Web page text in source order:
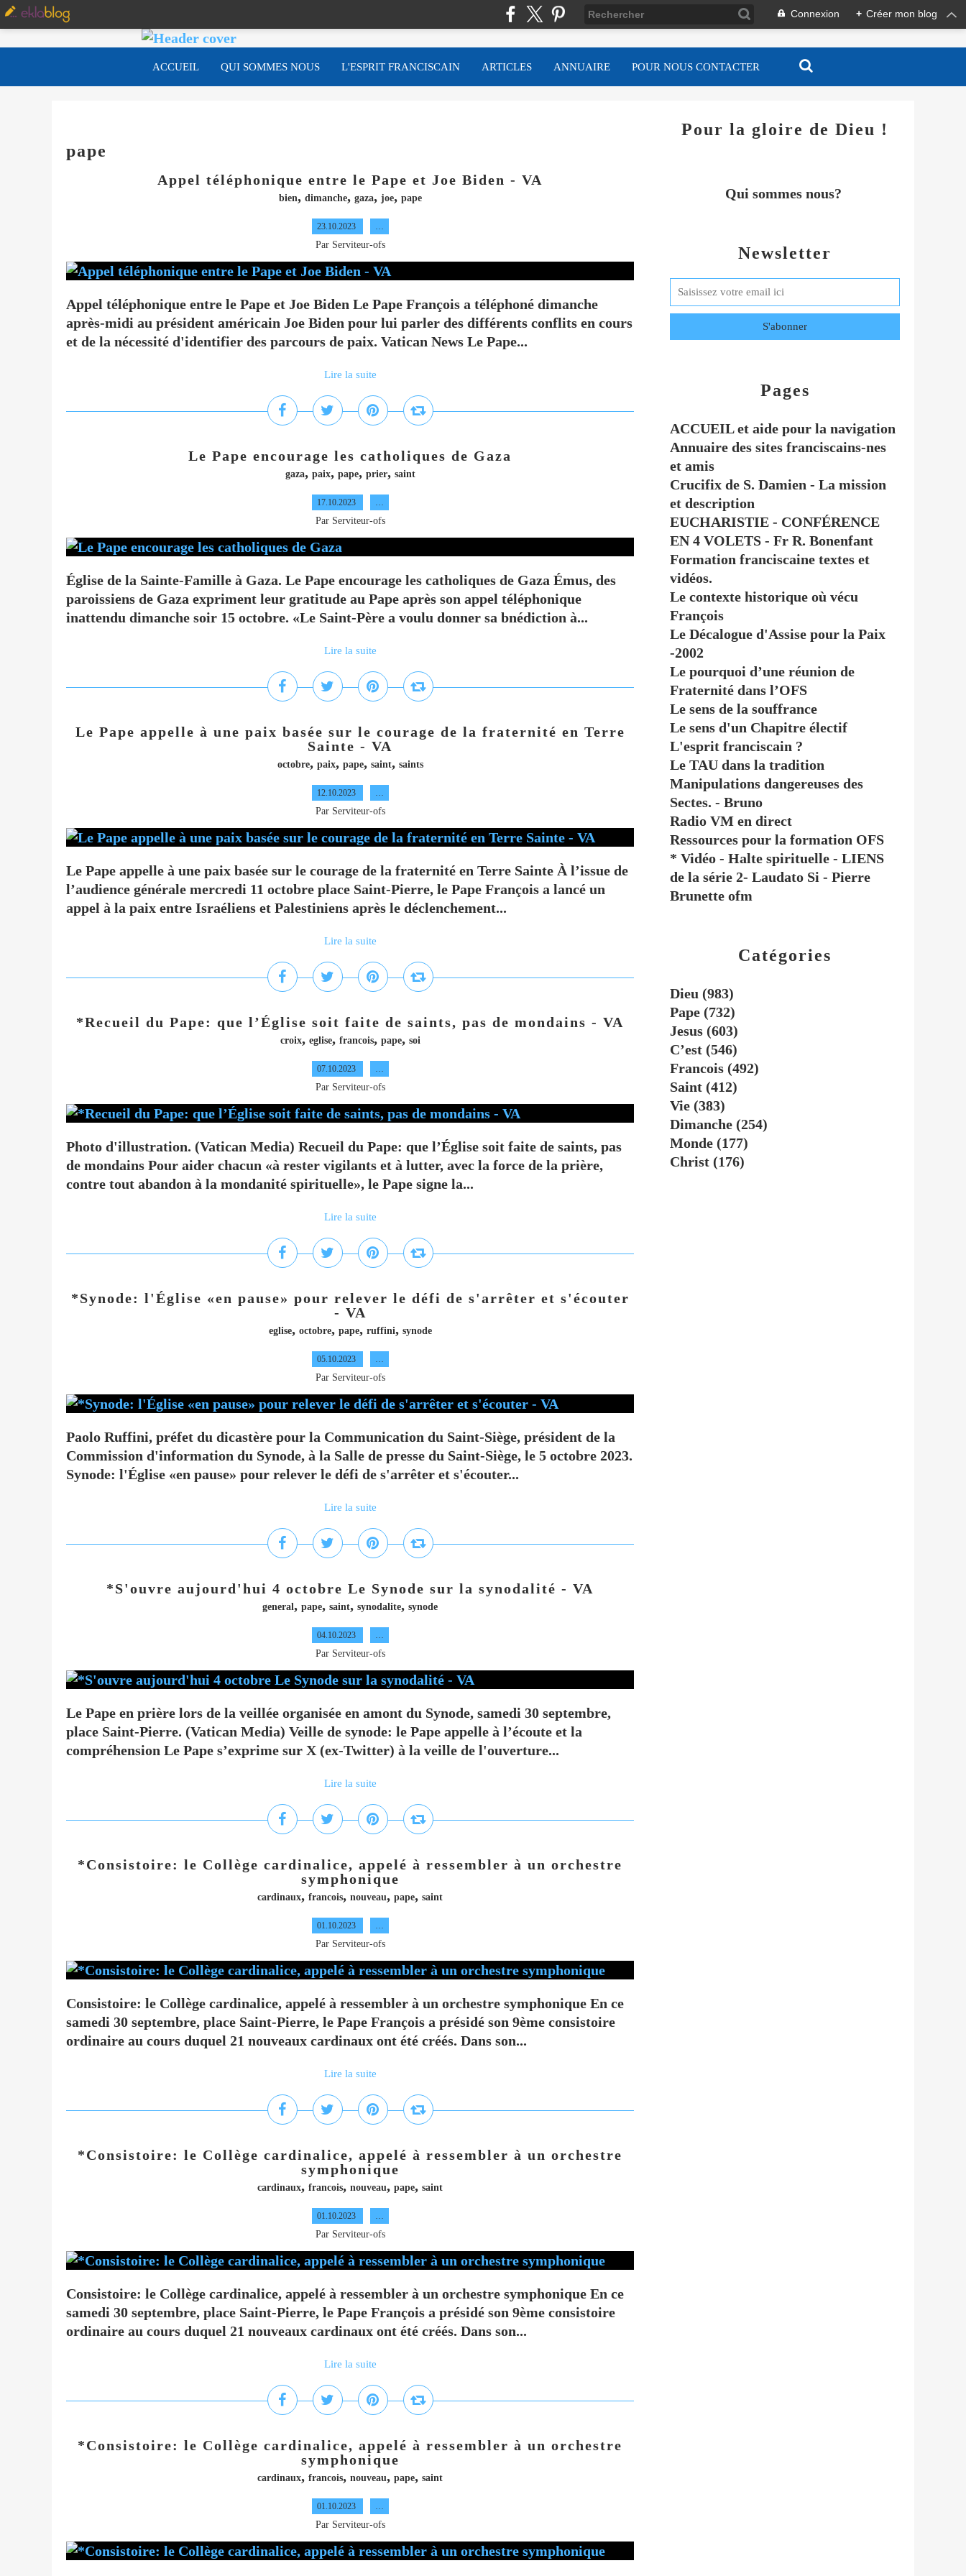
Connexion + Créer mon blog
ACCUEIL QUI SOMMES NOUS L'ESPRIT FRANCISCAIN ARTICLES ANNUAIRE POUR NOUS CONTACTER
pape
Appel téléphonique entre le Pape et Joe Biden - VA
bien, dimanche, gaza, joe, pape
23.10.2023 …
Par Serviteur-ofs
Appel téléphonique entre le Pape et Joe Biden Le Pape François a téléphoné dimanche
après-midi au président américain Joe Biden pour lui parler des différents conflits en cours
et de la nécessité d'identifier des parcours de paix. Vatican News Le Pape...
Lire la suite
Le Pape encourage les catholiques de Gaza
gaza, paix, pape, prier, saint
17.10.2023 …
Par Serviteur-ofs
Église de la Sainte-Famille à Gaza. Le Pape encourage les catholiques de Gaza Émus, des
paroissiens de Gaza expriment leur gratitude au Pape après son appel téléphonique
inattendu dimanche soir 15 octobre. «Le Saint-Père a voulu donner sa bnédiction à...
Lire la suite
Le Pape appelle à une paix basée sur le courage de la fraternité en Terre
Sainte - VA
octobre, paix, pape, saint, saints
12.10.2023 …
Par Serviteur-ofs
Le Pape appelle à une paix basée sur le courage de la fraternité en Terre Sainte À l’issue de
l’audience générale mercredi 11 octobre place Saint-Pierre, le Pape François a lancé un
appel à la paix entre Israéliens et Palestiniens après le déclenchement...
Lire la suite
*Recueil du Pape: que l’Église soit faite de saints, pas de mondains - VA
croix, eglise, francois, pape, soi
07.10.2023 …
Par Serviteur-ofs
Photo d'illustration. (Vatican Media) Recueil du Pape: que l’Église soit faite de saints, pas
de mondains Pour aider chacun «à rester vigilants et à lutter, avec la force de la prière,
contre tout abandon à la mondanité spirituelle», le Pape signe la...
Lire la suite
*Synode: l'Église «en pause» pour relever le défi de s'arrêter et s'écouter
- VA
eglise, octobre, pape, ruffini, synode
05.10.2023 …
Par Serviteur-ofs
Paolo Ruffini, préfet du dicastère pour la Communication du Saint-Siège, président de la
Commission d'information du Synode, à la Salle de presse du Saint-Siège, le 5 octobre 2023.
Synode: l'Église «en pause» pour relever le défi de s'arrêter et s'écouter...
Lire la suite
*S'ouvre aujourd'hui 4 octobre Le Synode sur la synodalité - VA
general, pape, saint, synodalite, synode
04.10.2023 …
Par Serviteur-ofs
Le Pape en prière lors de la veillée organisée en amont du Synode, samedi 30 septembre,
place Saint-Pierre. (Vatican Media) Veille de synode: le Pape appelle à l’écoute et la
compréhension Le Pape s’exprime sur X (ex-Twitter) à la veille de l'ouverture...
Lire la suite
*Consistoire: le Collège cardinalice, appelé à ressembler à un orchestre
symphonique
cardinaux, francois, nouveau, pape, saint
01.10.2023 …
Par Serviteur-ofs
Consistoire: le Collège cardinalice, appelé à ressembler à un orchestre symphonique En ce
samedi 30 septembre, place Saint-Pierre, le Pape François a présidé son 9ème consistoire
ordinaire au cours duquel 21 nouveaux cardinaux ont été créés. Dans son...
Lire la suite
*Consistoire: le Collège cardinalice, appelé à ressembler à un orchestre
symphonique
cardinaux, francois, nouveau, pape, saint
01.10.2023 …
Par Serviteur-ofs
Consistoire: le Collège cardinalice, appelé à ressembler à un orchestre symphonique En ce
samedi 30 septembre, place Saint-Pierre, le Pape François a présidé son 9ème consistoire
ordinaire au cours duquel 21 nouveaux cardinaux ont été créés. Dans son...
Lire la suite
*Consistoire: le Collège cardinalice, appelé à ressembler à un orchestre
symphonique
cardinaux, francois, nouveau, pape, saint
01.10.2023 …
Par Serviteur-ofs
Newsletter
Catégories
Dieu (983)
Pape (732)
Jesus (603)
C’est (546)
Francois (492)
Saint (412)
Vie (383)
Dimanche (254)
Monde (177)
Christ (176)
Pages
ACCUEIL et aide pour la navigation
Annuaire des sites franciscains-nes
et amis
Crucifix de S. Damien - La mission
et description
EUCHARISTIE - CONFÉRENCE
EN 4 VOLETS - Fr R. Bonenfant
Formation franciscaine textes et
vidéos.
Le contexte historique où vécu
François
Le Décalogue d'Assise pour la Paix
-2002
Le pourquoi d’une réunion de
Fraternité dans l’OFS
Le sens de la souffrance
Le sens d'un Chapitre électif
L'esprit franciscain ?
Le TAU dans la tradition
Manipulations dangereuses des
Sectes. - Bruno
Radio VM en direct
Ressources pour la formation OFS
* Vidéo - Halte spirituelle - LIENS
de la série 2- Laudato Si - Pierre
Brunette ofm
Pour la gloire de Dieu !
Qui sommes nous?